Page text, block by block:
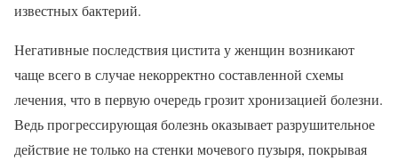
известных бактерий.
Негативные последствия цистита у женщин возникают
чаще всего в случае некорректно составленной схемы
лечения, что в первую очередь грозит хронизацией болезни.
Ведь прогрессирующая болезнь оказывает разрушительное
действие не только на стенки мочевого пузыря, покрывая